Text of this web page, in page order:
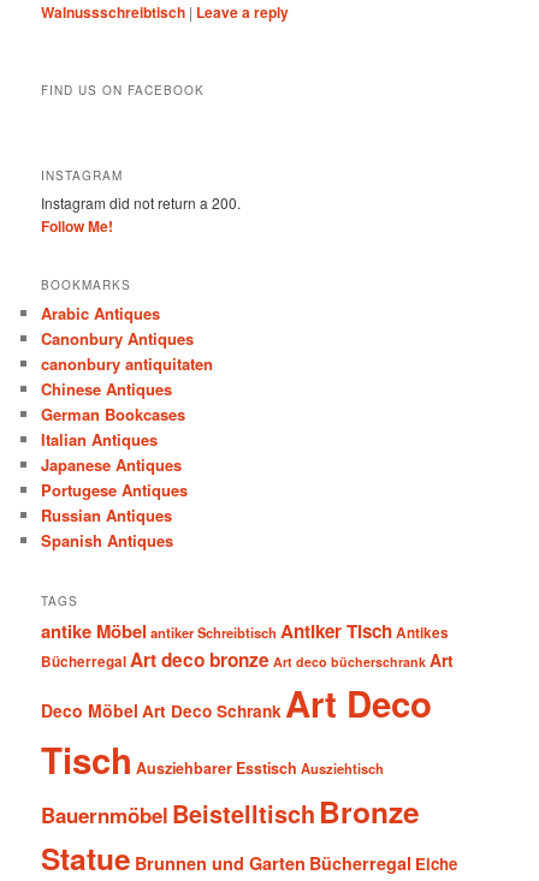
Walnussschreibtisch | Leave a reply
FIND US ON FACEBOOK
INSTAGRAM
Instagram did not return a 200.
Follow Me!
BOOKMARKS
Arabic Antiques
Canonbury Antiques
canonbury antiquitaten
Chinese Antiques
German Bookcases
Italian Antiques
Japanese Antiques
Portugese Antiques
Russian Antiques
Spanish Antiques
TAGS
antike Möbel antiker Schreibtisch Antiker TischAntikes
BücherregalArt deco bronze Art deco bücherschrank Art
Deco Möbel Art Deco Schrank Art Deco
Tisch Ausziehbarer Esstisch Ausziehtisch
Bauernmöbel Beistelltisch Bronze
Statue Brunnen und Garten Bücherregal Eiche